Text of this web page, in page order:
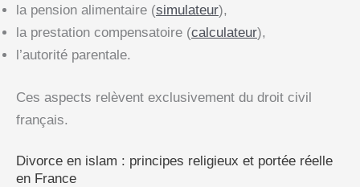
la pension alimentaire (simulateur),
la prestation compensatoire (calculateur),
l’autorité parentale.
Ces aspects relèvent exclusivement du droit civil
français.
Divorce en islam : principes religieux et portée réelle
en France